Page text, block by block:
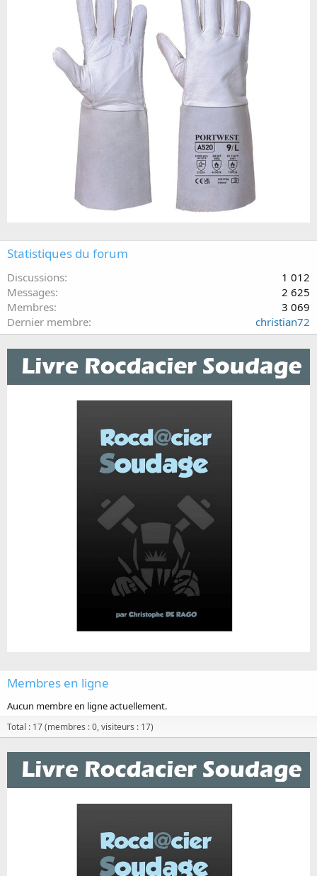
Statistiques du forum
Discussions
1 012
Messages
2 625
Membres
3 069
Dernier membre
christian72
Membres en ligne
Aucun membre en ligne actuellement.
Total : 17 (membres : 0, visiteurs : 17)